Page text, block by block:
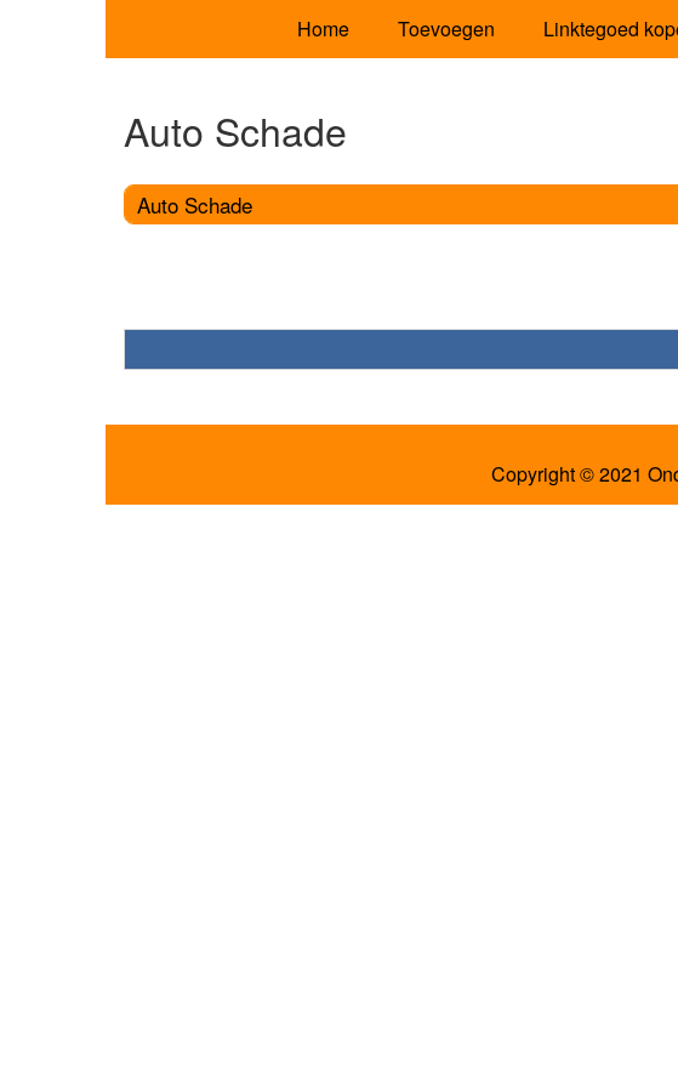
Home Toevoegen Linktegoed
Auto Schade
Auto Schade
Copyright © 2021